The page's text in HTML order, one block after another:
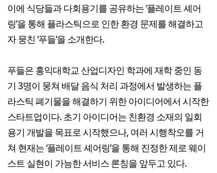
이에 식당들과 다회용기를 공유하는 ‘플레이트 셰어
링’을 통해 플라스틱으로 인한 환경 문제를 해결하고
자 뭉친 ‘푸들’을 소개한다.
푸들은 홍익대학교 산업디자인 학과에 재학 중인 동
기 3명이 뭉쳐 배달 음식 처리 과정에서 발생하는 플
라스틱 폐기물을 해결하기 위한 아이디어에서 시작한
스타트업이다. 초기 아이디어는 친환경 소재의 일회
용기 개발을 목표로 시작했으나, 여러 시행착오를 거
쳐 현재는 ‘플레이트 셰어링’을 통해 진정한 제로 웨이
스트 실현이 가능한 서비스 론칭을 앞두고 있다.